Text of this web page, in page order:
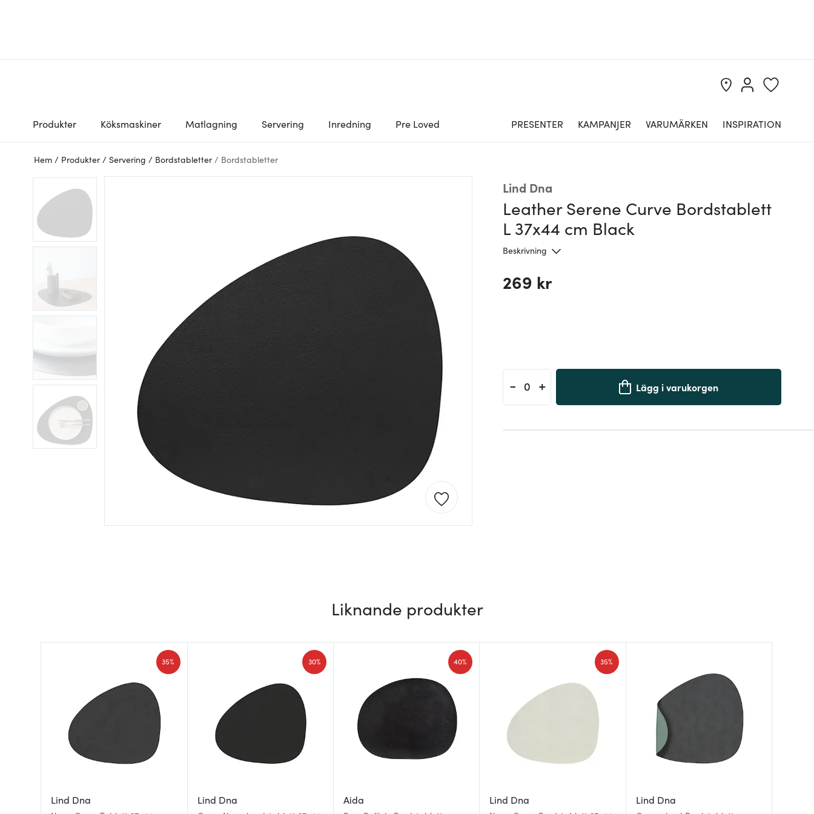
Produkter Köksmaskiner Matlagning Servering Inredning Pre Loved PRESENTER KAMPANJER VARUMÄRKEN INSPIRATION
Hem / Produkter / Servering / Bordstabletter / Bordstabletter
Lind Dna
Leather Serene Curve Bordstablett
L 37x44 cm Black
Beskrivning
269 kr
- + Lägg i varukorgen
Liknande produkter
Lind Dna
35%
Lind Dna
30%
Aida
40%
Lind Dna
35%
Lind Dna